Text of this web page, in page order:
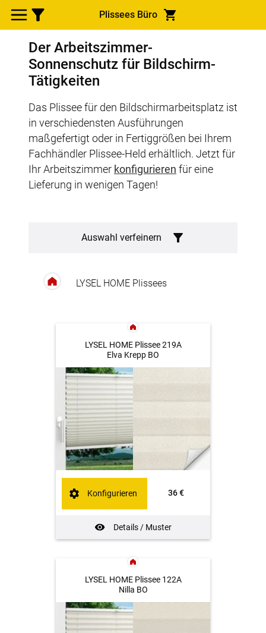
Plissees Büro
Der Arbeitszimmer-
Sonnenschutz für Bildschirm-
Tätigkeiten
Das Plissee für den Bildschirmarbeitsplatz ist
in verschiedensten Ausführungen
maßgefertigt oder in Fertiggrößen bei Ihrem
Fachhändler Plissee-Held erhältlich. Jetzt für
Ihr Arbeitszimmer konfigurieren für eine
Lieferung in wenigen Tagen!
Auswahl verfeinern
LYSEL HOME Plissees
LYSEL HOME Plissee 219A
Elva Krepp BO
36 €
Details / Muster
Konfigurieren
LYSEL HOME Plissee 122A
Nilla BO